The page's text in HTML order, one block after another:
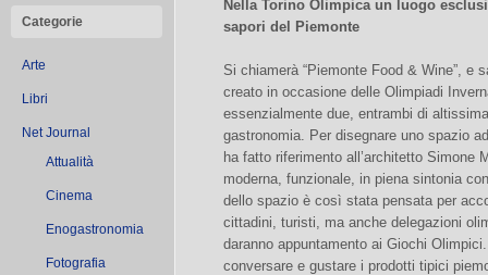
Categorie
Arte
Libri
Net Journal
Attualità
Cinema
Enogastronomia
Fotografia
Nella Torino Olimpica un luogo
sapori del Piemonte
Si chiamerà “Piemonte Food & Wine”, e
creato in occasione delle Olimpiadi
essenzialmente due, entrambi di
gastronomia. Per disegnare uno spazio
ha fatto riferimento all’architetto Simone
moderna, funzionale, in piena sintonia
dello spazio è così stata pensata per
cittadini, turisti, ma anche delegazioni
daranno appuntamento ai Giochi
conversare e gustare i prodotti tipici